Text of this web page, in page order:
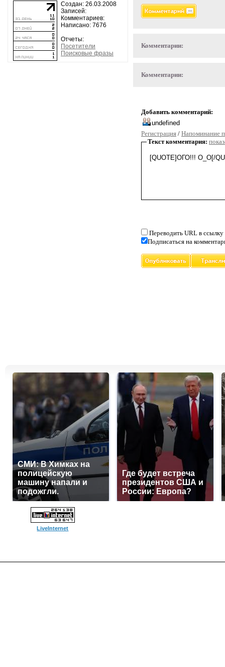
Создан: 26.03.2008
Записей:
Комментариев:
Написано: 7676
Отчеты:
Посетители
Поисковые фразы
Комментарии:
Комментарии:
Добавить комментарий:
Регистрация / Напоминание
Текст комментария:
Переводить URL в ссылку
Подписаться на
СМИ: В Химках на
полицейскую
машину напали и
подожгли.
Где будет встреча
президентов США и
России: Европа?
LiveInternet